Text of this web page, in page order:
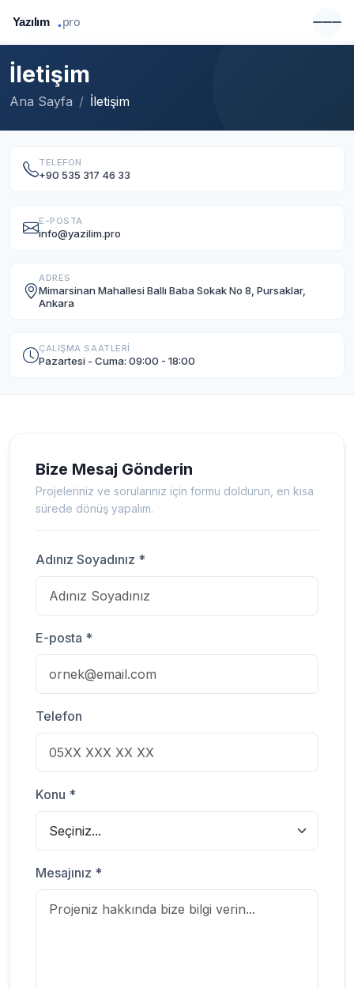
İletişim
Ana Sayfa İletişim
TELEFON
+90 535 317 46 33
E-POSTA
info@yazilim.pro
ADRES
Mimarsinan Mahallesi Ballı Baba Sokak No 8, Pursaklar,
Ankara
ÇALIŞMA SAATLERI
Pazartesi - Cuma: 09:00 - 18:00
Bize Mesaj Gönderin
Projeleriniz ve sorularınız için formu doldurun, en kısa
sürede dönüş yapalım.
Adınız Soyadınız *
E-posta *
Telefon
Konu *
Mesajınız *